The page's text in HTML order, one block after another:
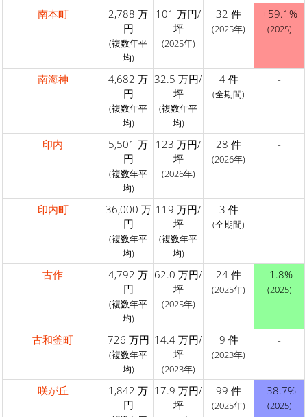
南本町
2,788 万
円
(複数年平
均)
101 万円/
坪
(2025年)
32 件
(2025年)
+59.1%
(2025)
南海神
4,682 万
円
(複数年平
均)
32.5 万円/
坪
(複数年平
均)
4 件
(全期間)
-
印内
5,501 万
円
(複数年平
均)
123 万円/
坪
(2026年)
28 件
(2026年)
-
印内町
36,000 万
円
(複数年平
均)
119 万円/
坪
(複数年平
均)
3 件
(全期間)
-
古作
4,792 万
円
(複数年平
均)
62.0 万円/
坪
(2025年)
24 件
(2025年)
-1.8%
(2025)
古和釜町 726 万円
(複数年平
均)
14.4 万円/
坪
(2023年)
9 件
(2023年)
-
咲が丘
1,842 万
円
17.9 万円/
坪
99 件
(2025年)
-38.7%
(2025)